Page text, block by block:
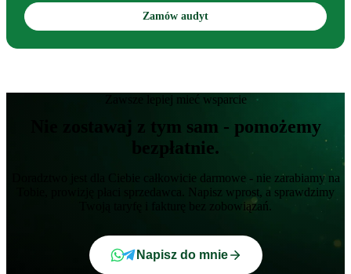
Zamów audyt
Zawsze lepiej mieć wsparcie
Nie zostawaj z tym sam - pomożemy
bezpłatnie.
Doradztwo jest dla Ciebie całkowicie darmowe - nie zarabiamy na
Tobie, prowizję płaci sprzedawca. Napisz wprost, a sprawdzimy
Twoją taryfę i fakturę bez zobowiązań.
Napisz do mnie